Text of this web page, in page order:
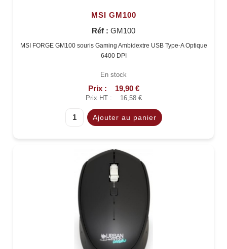
MSI GM100
Réf : GM100
MSI FORGE GM100 souris Gaming Ambidextre USB Type-A Optique
6400 DPI
En stock
Prix : 19,90 €
Prix HT : 16,58 €